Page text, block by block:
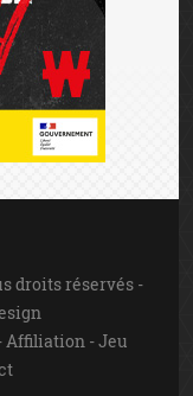
droits réservés -
Affiliation-Jeu